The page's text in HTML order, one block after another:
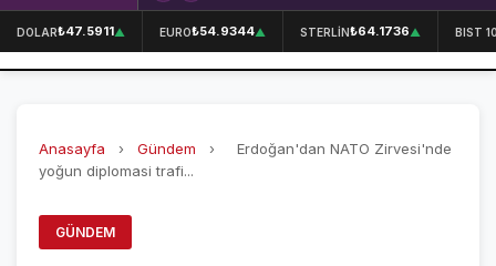
SPOR
SPOR HABERLERİ
FENERBAHÇE
ÖZEL SAYFALAR
DOLAR₺47.5911▲ EURO₺54.9344▲ STERLİN₺64.1736▲ BIST
Anasayfa › Gündem ›
Erdoğan'dan NATO Zirvesi'nde
yoğun diplomasi trafi...
GÜNDEM